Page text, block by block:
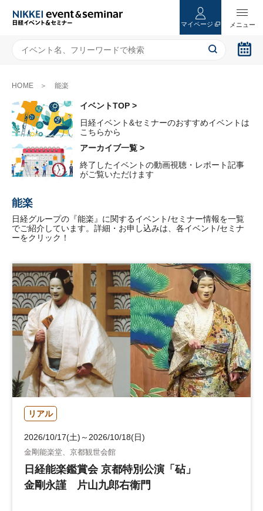
マイページ
HOME 能楽
イベントTOP >
日経イベント&セミナーのおすすめイベントは
こちらから
アーカイブ一覧 >
終了したイベントの動画視聴・レポート記事
がご覧いただけます
能楽
日経グループの『能楽』に関するイベント/セミナー情報を一覧
でご紹介しています。詳細・お申し込みは、各イベント/セミナ
ーをクリック！
リアル
2026/10/17(土)～2026/10/18(日)
金剛能楽堂、京都観世会館
日経能楽鑑賞会 京都特別公演「砧」
金剛永謹 片山九郎右衛門